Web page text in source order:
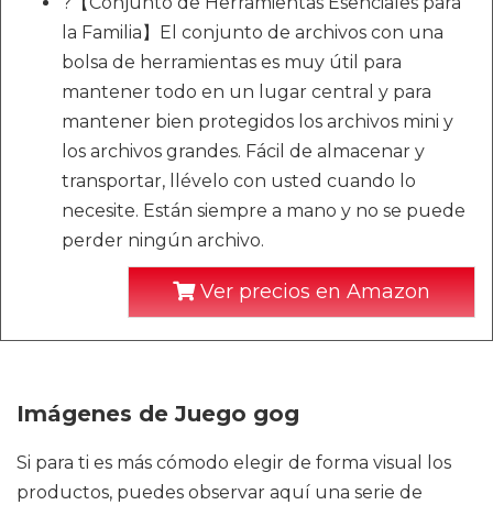
la Familia】El conjunto de archivos con una
bolsa de herramientas es muy útil para
mantener todo en un lugar central y para
mantener bien protegidos los archivos mini y
los archivos grandes. Fácil de almacenar y
transportar, llévelo con usted cuando lo
necesite. Están siempre a mano y no se puede
perder ningún archivo.
Ver precios en Amazon
Imágenes de Juego gog
Si para ti es más cómodo elegir de forma visual los
productos, puedes observar aquí una serie de